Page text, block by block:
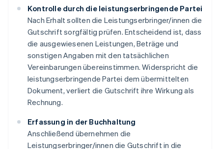
Kontrolle durch die leistungserbringende Partei
Nach Erhalt sollten die Leistungserbringer/innen die
Gutschrift sorgfältig prüfen. Entscheidend ist, dass
die ausgewiesenen Leistungen, Beträge und
sonstigen Angaben mit den tatsächlichen
Vereinbarungen übereinstimmen. Widerspricht die
leistungserbringende Partei dem übermittelten
Dokument, verliert die Gutschrift ihre Wirkung als
Rechnung.
Erfassung in der Buchhaltung
Anschließend übernehmen die
Leistungserbringer/innen die Gutschrift in die